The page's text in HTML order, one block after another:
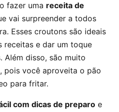
fazer uma receita de
vai surpreender a todos
Esses croutons são ideais
receitas e dar um toque
Além disso, são muito
pois você aproveita o pão
para fritar.
com dicas de preparo e